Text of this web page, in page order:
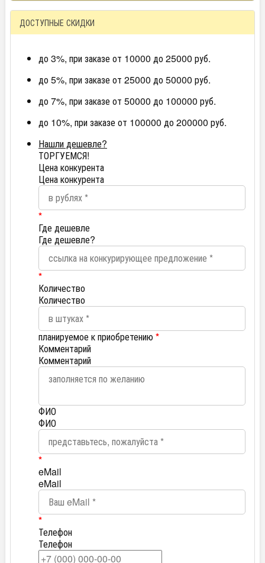
ДОСТУПНЫЕ СКИДКИ
до 3%, при заказе от 10000 до 25000 руб.
до 5%, при заказе от 25000 до 50000 руб.
до 7%, при заказе от 50000 до 100000 руб.
до 10%, при заказе от 100000 до 200000 руб.
Нашли дешевле?
ТОРГУЕМСЯ!
Цена конкурента
Цена конкурента
*
Где дешевле
Где дешевле?
*
Количество
Количество
планируемое к приобретению *
Комментарий
Комментарий
ФИО
ФИО
*
eMail
eMail
*
Телефон
Телефон